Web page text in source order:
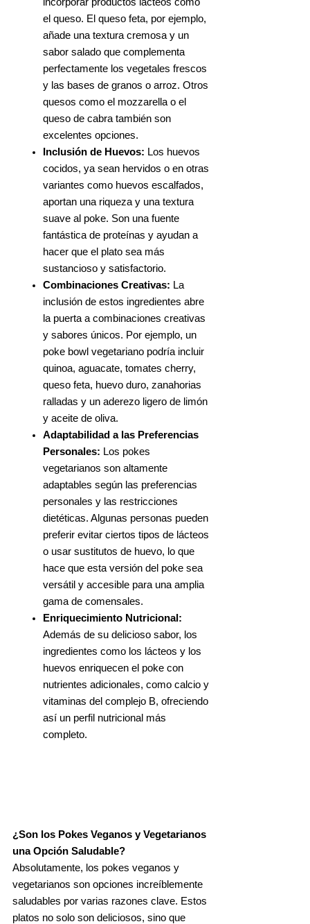
incorporar productos lácteos como
el queso. El queso feta, por ejemplo,
añade una textura cremosa y un
sabor salado que complementa
perfectamente los vegetales frescos
y las bases de granos o arroz. Otros
quesos como el mozzarella o el
queso de cabra también son
excelentes opciones.
Inclusión de Huevos: Los huevos
cocidos, ya sean hervidos o en otras
variantes como huevos escalfados,
aportan una riqueza y una textura
suave al poke. Son una fuente
fantástica de proteínas y ayudan a
hacer que el plato sea más
sustancioso y satisfactorio.
Combinaciones Creativas: La
inclusión de estos ingredientes abre
la puerta a combinaciones creativas
y sabores únicos. Por ejemplo, un
poke bowl vegetariano podría incluir
quinoa, aguacate, tomates cherry,
queso feta, huevo duro, zanahorias
ralladas y un aderezo ligero de limón
y aceite de oliva.
Adaptabilidad a las Preferencias
Personales: Los pokes
vegetarianos son altamente
adaptables según las preferencias
personales y las restricciones
dietéticas. Algunas personas pueden
preferir evitar ciertos tipos de lácteos
o usar sustitutos de huevo, lo que
hace que esta versión del poke sea
versátil y accesible para una amplia
gama de comensales.
Enriquecimiento Nutricional:
Además de su delicioso sabor, los
ingredientes como los lácteos y los
huevos enriquecen el poke con
nutrientes adicionales, como calcio y
vitaminas del complejo B, ofreciendo
así un perfil nutricional más
completo.
¿Son los Pokes Veganos y Vegetarianos
una Opción Saludable?
Absolutamente, los pokes veganos y
vegetarianos son opciones increíblemente
saludables por varias razones clave. Estos
platos no solo son deliciosos, sino que